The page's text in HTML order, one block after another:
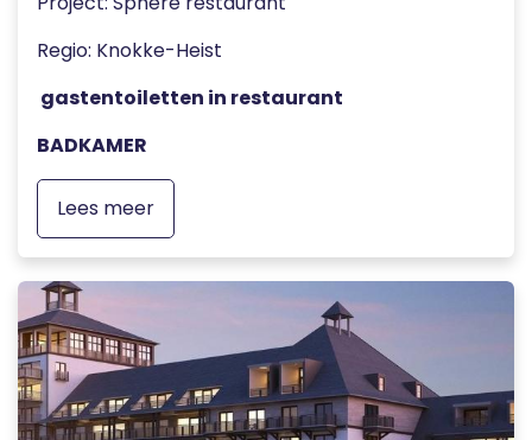
Regio: Knokke-Heist
gastentoiletten in restaurant
BADKAMER
Lees meer